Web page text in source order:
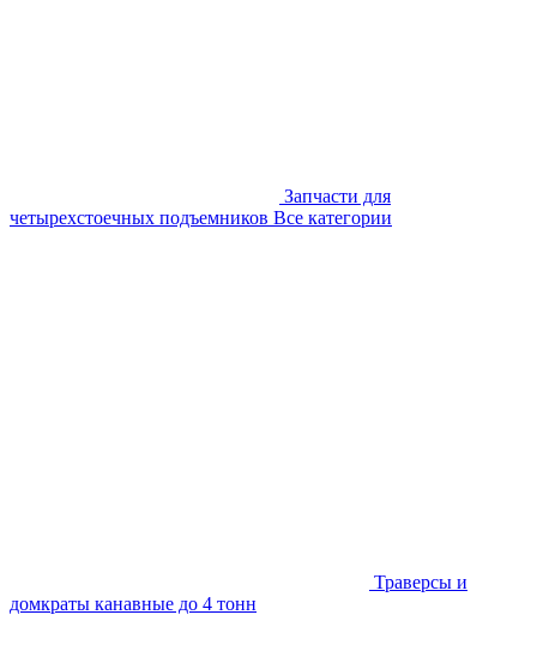
Запчасти для
четырехстоечных подъемников Все категории
Траверсы и
домкраты канавные до 4 тонн